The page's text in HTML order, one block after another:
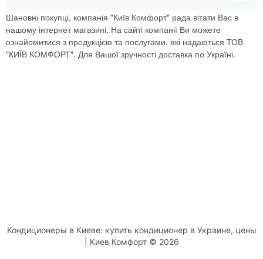
Шановні покупці, компанія "Київ Комфорт" рада вітати Вас в
нашому інтернет магазині. На сайті компанії Ви можете
ознайомитися з продукцією та послугами, які надаються ТОВ
"КИЇВ КОМФОРТ". Для Вашої зручності доставка по Україні.
Кондиционеры в Киеве: купить кондиционер в Украине, цены
| Киев Комфорт © 2026